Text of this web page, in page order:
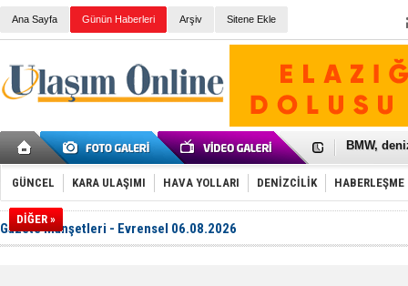
Ana Sayfa Günün Haberleri Arşiv Sitene Ekle
Kiralık
VW'de üst
Ünye
İzmir-
GÜNCEL KARA ULAŞIMI HAVA YOLLARI DENİZCİLİK HABERLEŞME
DİĞER »
Gazete Manşetleri - Evrensel 06.08.2026